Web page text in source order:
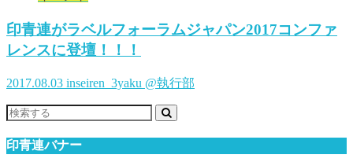
印青連がラベルフォーラムジャパン2017コンファ
レンスに登壇！！！
2017.08.03 inseiren_3yaku @執行部
印青連バナー